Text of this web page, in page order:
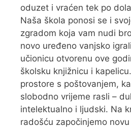
oduzet i vraćen tek po
Naša škola ponosi se i
zgradom koja vam nudi
novo uređeno vanjsko
učionicu otvorenu ove
školsku knjižnicu i
prostore s poštovanjem,
slobodno vrijeme rasli –
intelektualno i ljudski. Na
radošću započinjemo